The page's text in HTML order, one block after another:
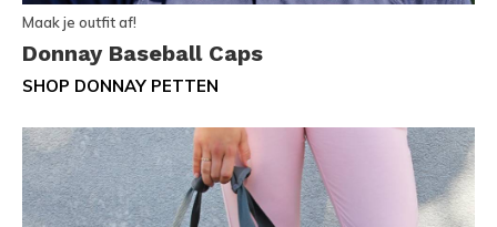
Maak je outfit af!
Donnay Baseball Caps
SHOP DONNAY PETTEN